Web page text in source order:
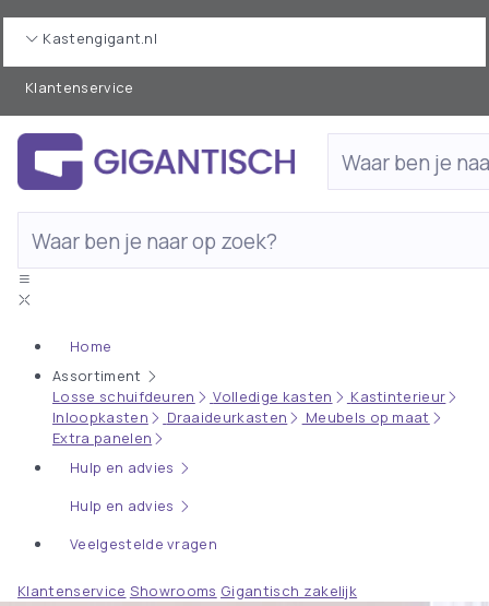
Kastengigant.nl
Klantenservice
Home
Assortiment
Losse schuifdeuren
Volledige kasten
Kastinterieur
Inloopkasten
Draaideurkasten
Meubels op maat
Extra panelen
Hulp en advies
Hulp en advies
Veelgestelde vragen
Klantenservice Showrooms Gigantisch zakelijk